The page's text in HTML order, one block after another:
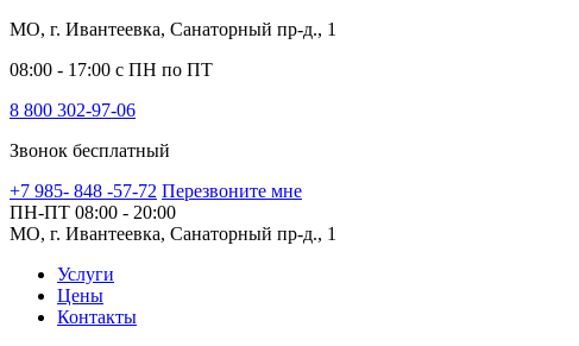
МО, г. Ивантеевка, Санаторный пр-д., 1
08:00 - 17:00 с ПН по ПТ
8 800 302-97-06
Звонок бесплатный
+7 985- 848 -57-72 Перезвоните мне
ПН-ПТ 08:00 - 20:00
МО, г. Ивантеевка, Санаторный пр-д., 1
Услуги
Цены
Контакты